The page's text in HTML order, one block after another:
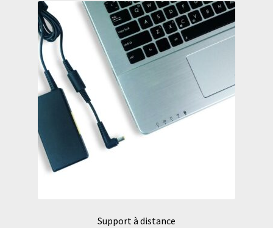
Support à distance